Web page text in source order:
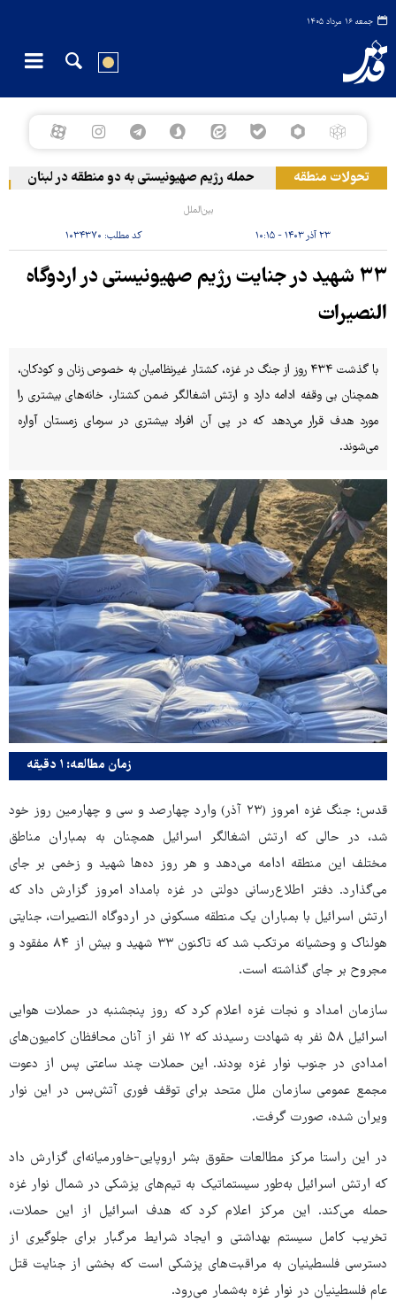
جمعه ۱۶ مرداد ۱۴۰۵
تحولات منطقه حمله رژیم صهیونیستی به دو منطقه در لبنان
بین‌الملل
۲۳ آذر ۱۴۰۳ - ۱۰:۱۵ کد مطلب: ۱۰۳۴۳۷۰
۳۳ شهید در جنایت رژیم صهیونیستی در اردوگاه
النصیرات
با گذشت ۴۳۴ روز از جنگ در غزه، کشتار غیرنظامیان به خصوص زنان و کودکان،
همچنان بی وقفه ادامه دارد و ارتش اشغالگر ضمن کشتار، خانه‌های بیشتری را
مورد هدف قرار می‌دهد که در پی آن افراد بیشتری در سرمای زمستان آواره
می‌شوند.
زمان مطالعه: ۱ دقیقه
قدس؛ جنگ غزه امروز (۲۳ آذر) وارد چهارصد و سی و چهارمین روز خود
شد، در حالی که ارتش اشغالگر اسرائیل همچنان به بمباران مناطق
مختلف این منطقه ادامه می‌دهد و هر روز ده‌ها شهید و زخمی بر جای
می‌گذارد. دفتر اطلاع‌رسانی دولتی در غزه بامداد امروز گزارش داد که
ارتش اسرائیل با بمباران یک منطقه‌ مسکونی در اردوگاه النصیرات، جنایتی
هولناک و وحشیانه مرتکب شد که تاکنون ۳۳ شهید و بیش از ۸۴ مفقود و
مجروح بر جای گذاشته است.
سازمان امداد و نجات غزه اعلام کرد که روز پنجشنبه در حملات هوایی
اسرائیل ۵۸ نفر به شهادت رسیدند که ۱۲ نفر از آنان محافظان کامیون‌های
امدادی در جنوب نوار غزه بودند. این حملات چند ساعتی پس از دعوت
مجمع عمومی سازمان ملل متحد برای توقف فوری آتش‌بس در این نوار
ویران شده، صورت گرفت.
در این راستا مرکز مطالعات حقوق بشر اروپایی-خاورمیانه‌ای گزارش داد
که ارتش اسرائیل به‌طور سیستماتیک به تیم‌های پزشکی در شمال نوار غزه
حمله می‌کند. این مرکز اعلام کرد که هدف اسرائیل از این حملات،
تخریب کامل سیستم بهداشتی و ایجاد شرایط مرگبار برای جلوگیری از
دسترسی فلسطینیان به مراقبت‌های پزشکی است که بخشی از جنایت قتل
عام فلسطینیان در نوار غزه به‌شمار می‌رود.